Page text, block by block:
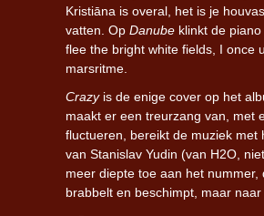
Kristiāna is overal, het is je
vatten. Op Danube klinkt de
flee the bright white fields, I once
marsritme.
Crazy is de enige cover op het
maakt er een treurzang van, met
fluctueren, bereikt de muziek met
van Stanislav Yudin (van H2O,
meer diepte toe aan het
brabbelt en beschimpt, maar